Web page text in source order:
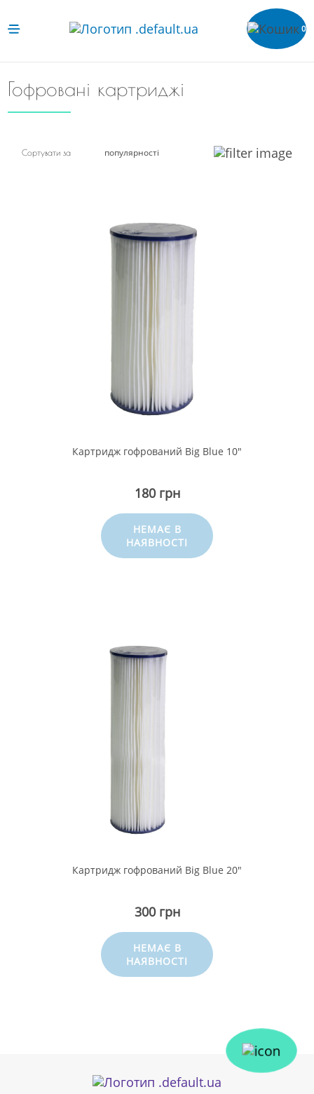
0
Гофровані картриджі
Сортувати за популярності
Картридж гофрований Big Blue 10"
180 грн
НЕМАЄ В
НАЯВНОСТІ
Картридж гофрований Big Blue 20"
300 грн
НЕМАЄ В
НАЯВНОСТІ